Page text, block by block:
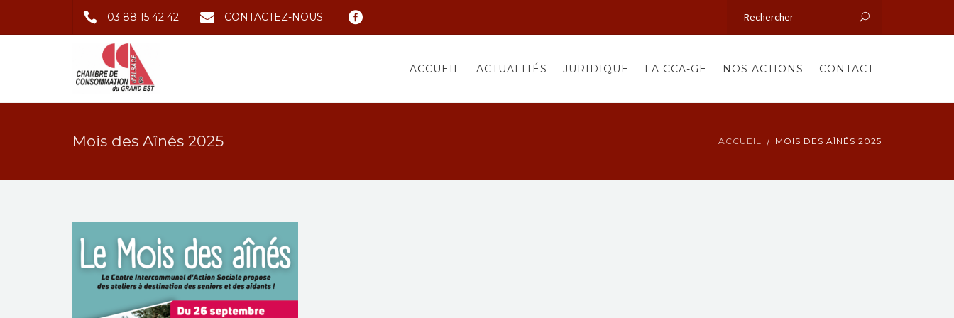
03 88 15 42 42 CONTACTEZ-NOUS
ACCUEIL ACTUALITÉS JURIDIQUE LA CCA-GE NOS ACTIONS CONTACT
Mois des Aînés 2025 ACCUEIL MOIS DES AÎNÉS 2025